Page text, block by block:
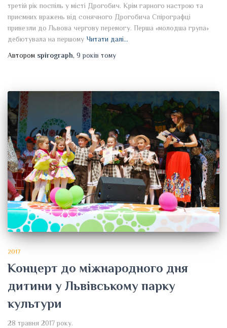
третій рік поспіль у місті Дрогобич. Крім гарного настрою та
приємних вражень від сонячного Дрогобича Спірографці
привезли до Львова чергову перемогу. Перша «молодша група»
дебютувала на першому Читати далі…
Автором spirograph, 9 років тому
2017
Концерт до міжнародного дня
дитини у Львівському парку
культури
28 травня 2017 року.